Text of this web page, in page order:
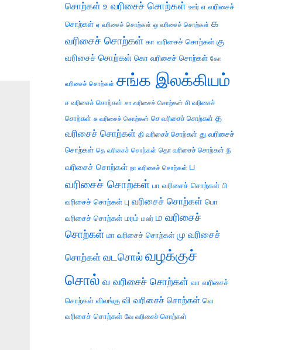
சொற்கள் உ வரிசைச் சொற்கள் ஊர் எ வரிசைச்
சொற்கள் ஏ வரிசைச் சொற்கள் ஒ வரிசைச் சொற்கள் க
வரிசைச் சொற்கள் கா வரிசைச் சொற்கள் கு
வரிசைச் சொற்கள் கொ வரிசைச் சொற்கள் கோ
வரிசைச் சொற்கள் சங்க இலக்கியம்
ச வரிசைச் சொற்கள் சா வரிசைச் சொற்கள் சி வரிசைச்
சொற்கள் சு வரிசைச் சொற்கள் செ வரிசைச் சொற்கள் த
வரிசைச் சொற்கள் தி வரிசைச் சொற்கள் து வரிசைச்
சொற்கள் தெ வரிசைச் சொற்கள் தொ வரிசைச் சொற்கள் ந
வரிசைச் சொற்கள் நா வரிசைச் சொற்கள் ப
வரிசைச் சொற்கள் பா வரிசைச் சொற்கள் பி
வரிசைச் சொற்கள் பு வரிசைச் சொற்கள் பொ
வரிசைச் சொற்கள் மரம் மலர் ம வரிசைச்
சொற்கள் மா வரிசைச் சொற்கள் மு வரிசைச்
சொற்கள் வடசொல் வழக்குச்
சொல் வ வரிசைச் சொற்கள் வா வரிசைச்
சொற்கள் விலங்கு வி வரிசைச் சொற்கள் வெ
வரிசைச் சொற்கள் வே வரிசைச் சொற்கள்